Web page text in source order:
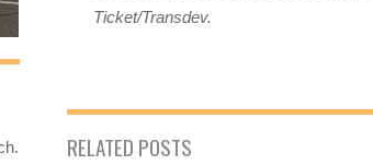
Ticket/Transdev.
RELATED POSTS